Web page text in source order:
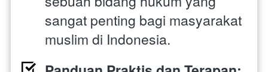
sangat penting bagi masyarakat
muslim di Indonesia.